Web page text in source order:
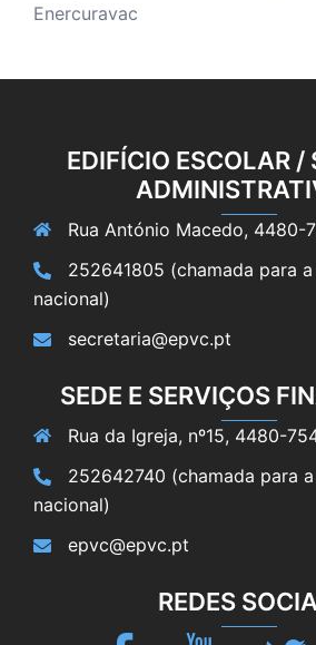
Enercuravac
EDIFÍCIO ESCOLAR /
Rua António Macedo, 4480-
252641805 (chamada para
nacional)
secretaria@epvc.pt
SEDE E SERVIÇOS
Rua da Igreja, nº15, 4480-
252642740 (chamada para
nacional)
epvc@epvc.pt
REDES
Facebook Youtube